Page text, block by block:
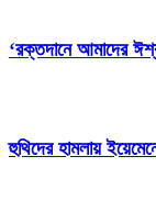
‘রক্তদানে আমাদের
হুথিদের হামলায়